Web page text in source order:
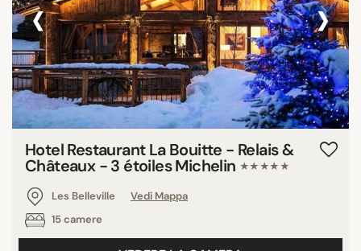
‹ ›
Hotel Restaurant La Bouitte - Relais &
Châteaux - 3 étoiles Michelin ★★★★★
Les Belleville
Vedi Mappa
15 camere